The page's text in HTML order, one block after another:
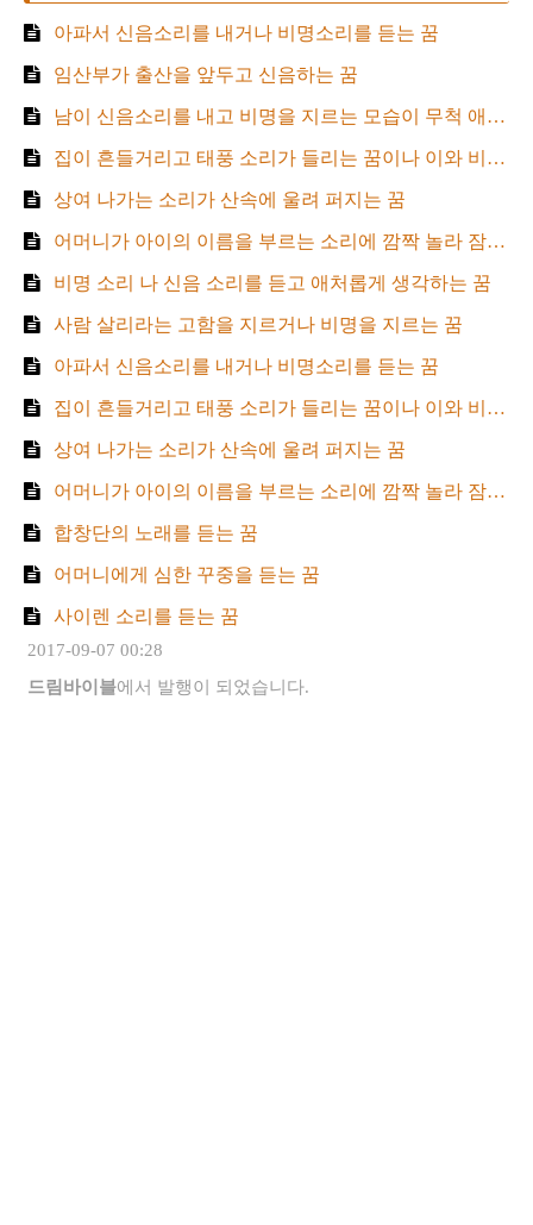
아파서 신음소리를 내거나 비명소리를 듣는 꿈
임산부가 출산을 앞두고 신음하는 꿈
남이 신음소리를 내고 비명을 지르는 모습이 무척 애처롭게 생각된 꿈은
집이 흔들거리고 태풍 소리가 들리는 꿈이나 이와 비슷한 꿈
상여 나가는 소리가 산속에 울려 퍼지는 꿈
어머니가 아이의 이름을 부르는 소리에 깜짝 놀라 잠에서 깨는 꿈
비명 소리 나 신음 소리를 듣고 애처롭게 생각하는 꿈
사람 살리라는 고함을 지르거나 비명을 지르는 꿈
아파서 신음소리를 내거나 비명소리를 듣는 꿈
집이 흔들거리고 태풍 소리가 들리는 꿈이나 이와 비슷한 꿈
상여 나가는 소리가 산속에 울려 퍼지는 꿈
어머니가 아이의 이름을 부르는 소리에 깜짝 놀라 잠에서 깨는 꿈
합창단의 노래를 듣는 꿈
어머니에게 심한 꾸중을 듣는 꿈
사이렌 소리를 듣는 꿈
2017-09-07 00:28
드림바이블에서 발행이 되었습니다.